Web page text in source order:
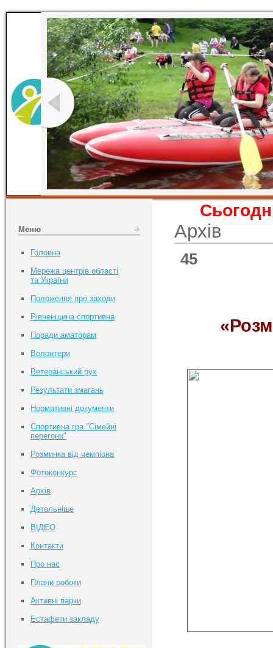
Архів
45
Меню
Головна
Мережа центрів області
та України
Положення про заходи
Рівненщина спортивна
Поради аматорам
Волонтери
Ветеранський рух
Результати змагань
Нормативні документи
Спортивна гра "Сімейні
перегони"
Розминка від чемпіона
Фотоконкурс
Архів
Детальніше
ВІДЕО
Контакти
Про нас
Плани роботи
Активні парки
Естафети закладу